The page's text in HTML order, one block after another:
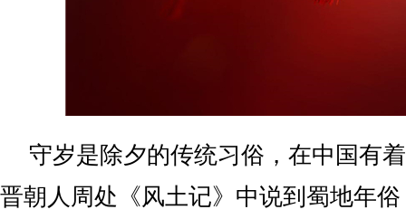
守岁是除夕的传统习俗，在中国有
晋朝人周处《风土记》中说到蜀地年